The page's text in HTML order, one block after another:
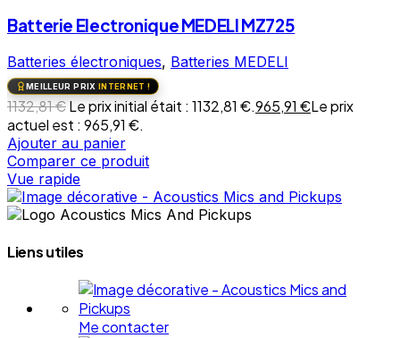
Batterie Electronique MEDELI MZ725
Batteries électroniques, Batteries MEDELI
MEILLEUR PRIX INTERNET !
1132,81€Le prix initial était : 1132,81 €.965,91 €Le prix
actuel est : 965,91 €.
Ajouter au panier
Comparer ce produit
Vue rapide
Liens utiles
Me contacter